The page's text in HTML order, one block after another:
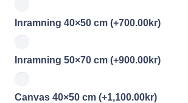
Inramning 40×50 cm (+700.00kr)
Inramning 50×70 cm (+900.00kr)
Canvas 40×50 cm (+1,100.00kr)